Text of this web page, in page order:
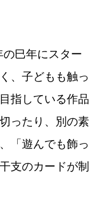
の巳年にスター
、子どもも触っ
指している作品
ったり、別の素
「遊んでも飾っ
支のカードが制